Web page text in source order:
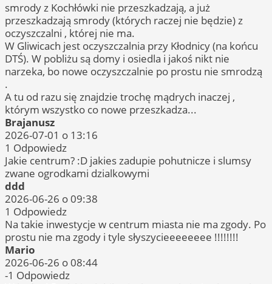
smrody z Kochłówki nie przeszkadzają, a już
przeszkadzają smrody (których raczej nie będzie) z
oczyszczalni , której nie ma.
W Gliwicach jest oczyszczalnia przy Kłodnicy (na końcu
DTŚ). W pobliżu są domy i osiedla i jakoś nikt nie
narzeka, bo nowe oczyszczalnie po prostu nie smrodzą
.
A tu od razu się znajdzie trochę mądrych inaczej ,
którym wszystko co nowe przeszkadza...
Brajanusz
2026-07-01 o 13:16
1 Odpowiedz
Jakie centrum? :D jakies zadupie pohutnicze i slumsy
zwane ogrodkami dzialkowymi
ddd
2026-06-26 o 09:38
1 Odpowiedz
Na takie inwestycje w centrum miasta nie ma zgody. Po
prostu nie ma zgody i tyle słyszycieeeeeeee !!!!!!!!
Mario
2026-06-26 o 08:44
-1 Odpowiedz